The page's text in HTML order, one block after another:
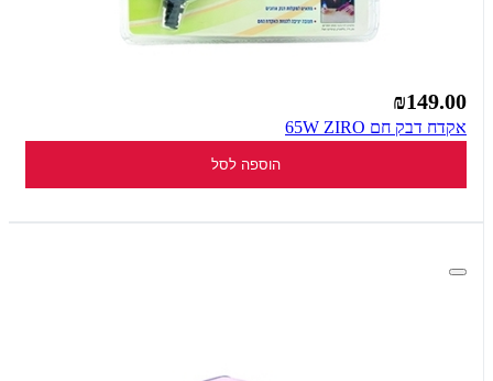
₪149.00
אקדח דבק חם 65W ZIRO
הוספה לסל